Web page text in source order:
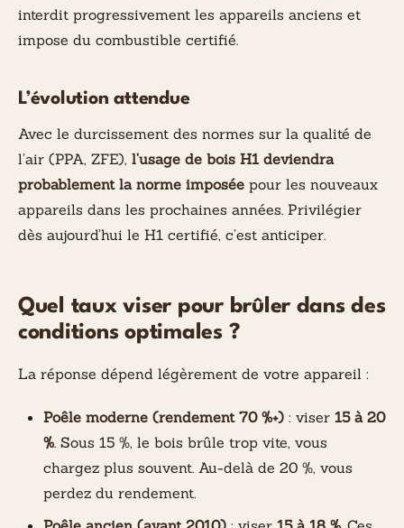
interdit progressivement les appareils anciens et
impose du combustible certifié.
L’évolution attendue
Avec le durcissement des normes sur la qualité de
l’air (PPA, ZFE), l’usage de bois H1 deviendra
probablement la norme imposée pour les nouveaux
appareils dans les prochaines années. Privilégier
dès aujourd’hui le H1 certifié, c’est anticiper.
Quel taux viser pour brûler dans des
conditions optimales ?
La réponse dépend légèrement de votre appareil :
Poêle moderne (rendement 70 %+) : viser 15 à 20
%. Sous 15 %, le bois brûle trop vite, vous
chargez plus souvent. Au-delà de 20 %, vous
perdez du rendement.